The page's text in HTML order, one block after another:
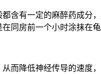
含有一定的麻醉药成分
同房前一个小时涂抹在
而降低神经传导的速度